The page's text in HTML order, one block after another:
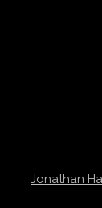
Jonathan